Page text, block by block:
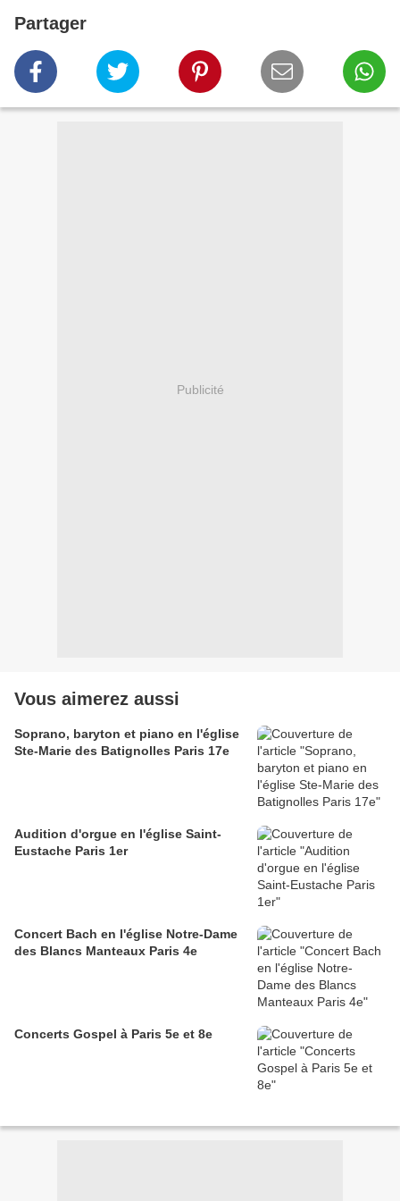
Partager
Publicité
Vous aimerez aussi
Soprano, baryton et piano en l'église
Ste-Marie des Batignolles Paris 17e
Audition d'orgue en l'église Saint-
Eustache Paris 1er
Concert Bach en l'église Notre-Dame
des Blancs Manteaux Paris 4e
Concerts Gospel à Paris 5e et 8e